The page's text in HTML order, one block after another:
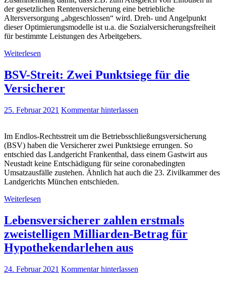
der gesetzlichen Rentenversicherung eine betriebliche
Altersversorgung „abgeschlossen“ wird. Dreh- und Angelpunkt
dieser Optimierungsmodelle ist u.a. die Sozialversicherungsfreiheit
für bestimmte Leistungen des Arbeitgebers.
Weiterlesen
BSV-Streit: Zwei Punktsiege für die
Versicherer
25. Februar 2021 Kommentar hinterlassen
Im Endlos-Rechtsstreit um die Betriebsschließungsversicherung
(BSV) haben die Versicherer zwei Punktsiege errungen. So
entschied das Landgericht Frankenthal, dass einem Gastwirt aus
Neustadt keine Entschädigung für seine coronabedingten
Umsatzausfälle zustehen. Ähnlich hat auch die 23. Zivilkammer des
Landgerichts München entschieden.
Weiterlesen
Lebensversicherer zahlen erstmals
zweistelligen Milliarden-Betrag für
Hypo­the­ken­dar­le­hen aus
24. Februar 2021 Kommentar hinterlassen